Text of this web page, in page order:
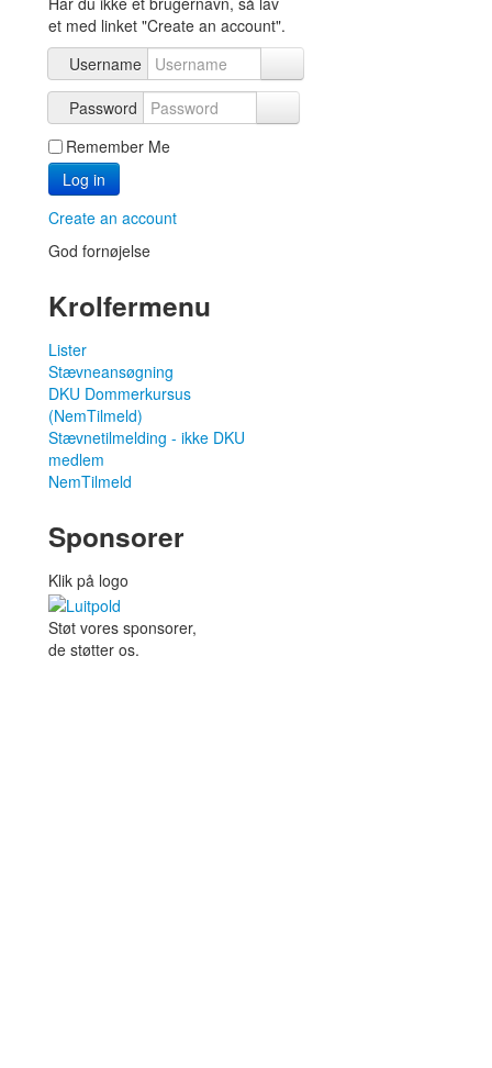
et med linket "Create an account".
Username
Password
Remember Me
Log in
Create an account
God fornøjelse
Krolfermenu
Lister
Stævneansøgning
DKU Dommerkursus
(NemTilmeld)
Stævnetilmelding - ikke DKU
medlem
NemTilmeld
Sponsorer
Klik på logo
Støt vores sponsorer,
de støtter os.